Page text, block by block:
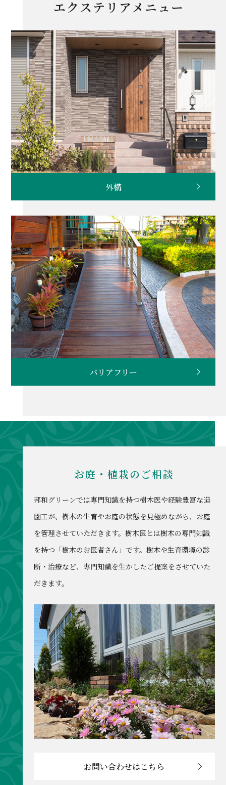
エクステリアメニュー
外構
バリアフリー
お庭・植栽のご相談
邦和グリーンでは専門知識を持つ樹木医や経験豊富な造
園工が、樹木の生育やお庭の状態を見極めながら、お庭
を管理させていただきます。樹木医とは樹木の専門知識
を持つ「樹木のお医者さん」です。樹木や生育環境の診
断・治療など、専門知識を生かしたご提案をさせていた
だきます。
お問い合わせはこちら